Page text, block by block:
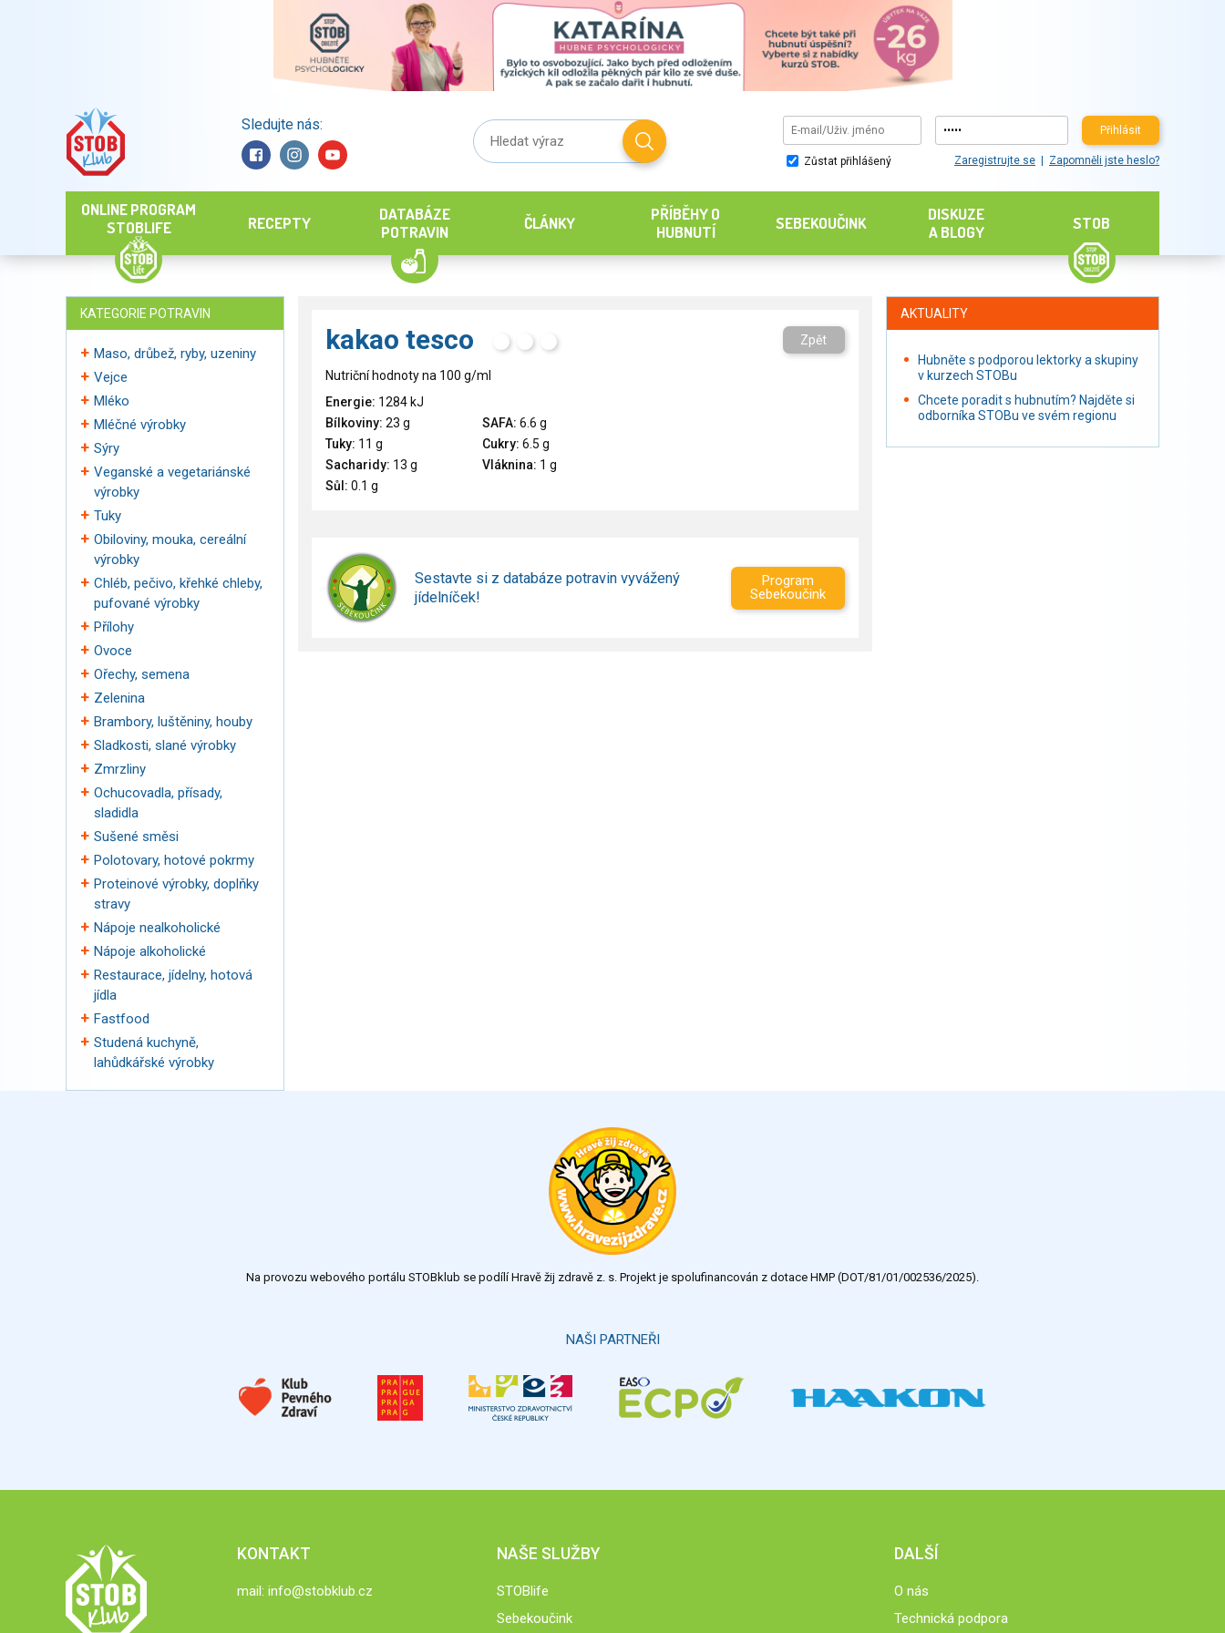
Sledujte nás: Přihlásit
Zůstat přihlášený Zaregistrujte se Zapomněli jste heslo?
ONLINE PROGRAM
STOBLIFE
RECEPTY
DATABÁZE
POTRAVIN
ČLÁNKY
PŘÍBĚHY O
HUBNUTÍ
SEBEKOUČINK
DISKUZE
A BLOGY
STOB
KATEGORIE POTRAVIN
Maso, drůbež, ryby, uzeniny
Vejce
Mléko
Mléčné výrobky
Sýry
Veganské a vegetariánské
výrobky
Tuky
Obiloviny, mouka, cereální
výrobky
Chléb, pečivo, křehké chleby,
pufované výrobky
Přílohy
Ovoce
Ořechy, semena
Zelenina
Brambory, luštěniny, houby
Sladkosti, slané výrobky
Zmrzliny
Ochucovadla, přísady,
sladidla
Sušené směsi
Polotovary, hotové pokrmy
Proteinové výrobky, doplňky
stravy
Nápoje nealkoholické
Nápoje alkoholické
Restaurace, jídelny, hotová
jídla
Fastfood
Studená kuchyně,
lahůdkářské výrobky
kakao tesco Zpět
Nutriční hodnoty na 100 g/ml
Energie: 1284 kJ
Bílkoviny: 23 g SAFA: 6.6 g
Tuky: 11 g Cukry: 6.5 g
Sacharidy: 13 g Vláknina: 1 g
Sůl: 0.1 g
Sestavte si z databáze potravin vyvážený
jídelníček!
Program
Sebekoučink
AKTUALITY
Hubněte s podporou lektorky a skupiny
v kurzech STOBu
Chcete poradit s hubnutím? Najděte si
odborníka STOBu ve svém regionu
Na provozu webového portálu STOBklub se podílí Hravě žij zdravě z. s. Projekt je spolufinancován z dotace HMP (DOT/81/01/002536/2025).
NAŠI PARTNEŘI
KONTAKT
mail: info@stobklub.cz
NAŠE SLUŽBY
STOBlife
Sebekoučink
DALŠÍ
O nás
Technická podpora